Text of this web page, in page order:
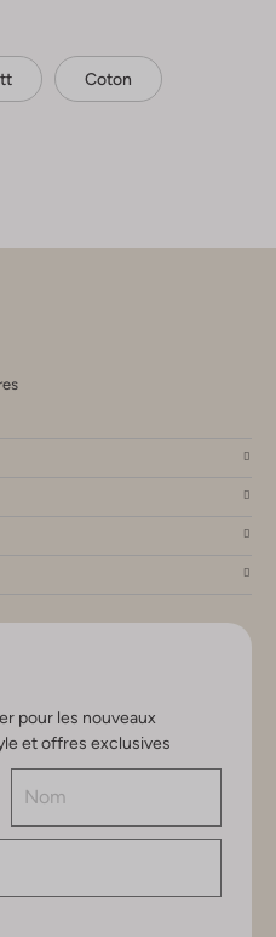
Coton
pour les nouveaux
et offres exclusives